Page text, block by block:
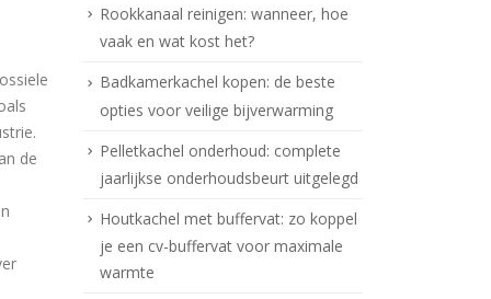
de
Rookkanaal reinigen: wanneer, hoe
vaak en wat kost het?
Badkamerkachel kopen: de beste
opties voor veilige bijverwarming
Pelletkachel onderhoud: complete
jaarlijkse onderhoudsbeurt uitgelegd
Houtkachel met buffervat: zo koppel
je een cv-buffervat voor maximale
warmte